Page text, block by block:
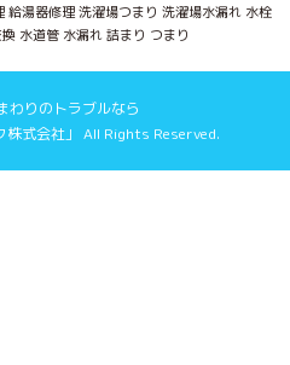
湯器修理 洗濯場つまり 洗濯場水漏れ 水栓
水道管 水漏れ 詰まり つまり
りのトラブルなら
株式会社」 All Rights Reserved.